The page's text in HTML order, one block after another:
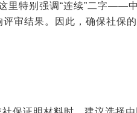
里特别强调“连续”二字——
审结果。因此，确保社保的